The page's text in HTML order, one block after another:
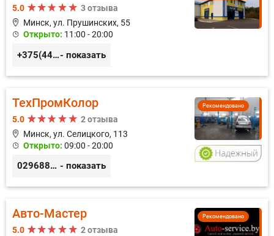
5.0
3 отзыва
Минск, ул. Прушинских, 55
Открыто: 11:00 - 20:00
+375(44) 559-27-77- показать
Рекомендовано
ТехПромКолор
5.0
2 отзыва
Минск, ул. Селицкого, 113
Открыто: 09:00 - 20:00
0296889898 - показать
Рекомендовано
Авто-Мастер
5.0
2 отзыва